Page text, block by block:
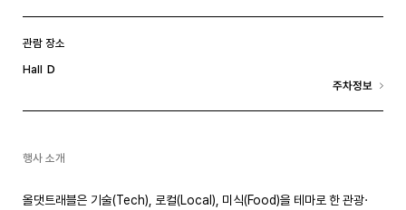
관람 장소
Hall D
주차정보
행사 소개
올댓트래블은 기술(Tech), 로컬(Local), 미식(Food)을 테마로 한 관광·